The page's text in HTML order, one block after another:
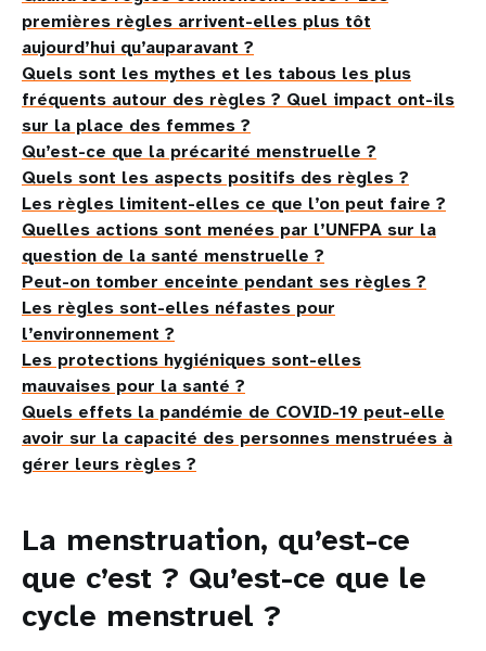
premières règles arrivent-elles plus tôt
aujourd’hui qu’auparavant ?
Quels sont les mythes et les tabous les plus
fréquents autour des règles ? Quel impact ont-ils
sur la place des femmes ?
Qu’est-ce que la précarité menstruelle ?
Quels sont les aspects positifs des règles ?
Les règles limitent-elles ce que l’on peut faire ?
Quelles actions sont menées par l’UNFPA sur la
question de la santé menstruelle ?
Peut-on tomber enceinte pendant ses règles ?
Les règles sont-elles néfastes pour
l’environnement ?
Les protections hygiéniques sont-elles
mauvaises pour la santé ?
Quels effets la pandémie de COVID-19 peut-elle
avoir sur la capacité des personnes menstruées à
gérer leurs règles ?
La menstruation, qu’est-ce
que c’est ? Qu’est-ce que le
cycle menstruel ?